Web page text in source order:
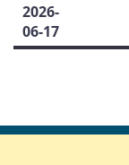
2026-
06-17